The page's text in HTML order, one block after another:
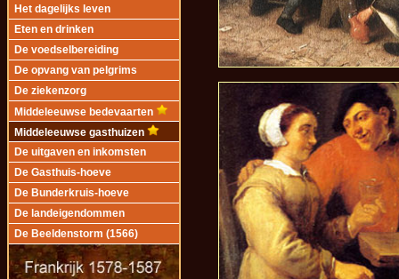
Het dagelijks leven
Eten en drinken
De voedselbereiding
De opvang van pelgrims
De ziekenzorg
Middeleeuwse bedevaarten
Middeleeuwse gasthuizen
De uitgaven en inkomsten
De Gasthuis-hoeve
De Bunderkruis-hoeve
De landeigendommen
De Beeldenstorm (1566)